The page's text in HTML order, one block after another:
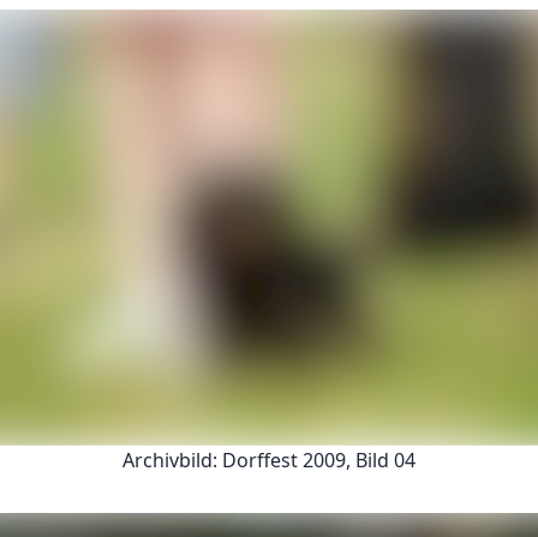
Archivbild: Dorffest 2009, Bild 04